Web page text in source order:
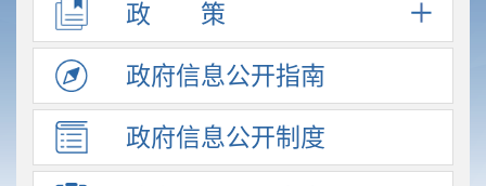
政 策
政府信息公开指南
政府信息公开制度